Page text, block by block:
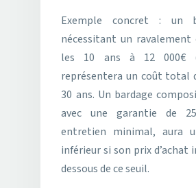
Exemple concret : un
nécessitant un
les 10 ans à 12 000€
représentera un coût total
30 ans. Un bardage
avec une garantie de
entretien minimal, aura
inférieur si son prix d’achat
dessous de ce seuil.